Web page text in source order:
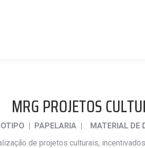
MRG PROJETOS
| PAPELARIA | MATERIAL DE
de projetos culturais,